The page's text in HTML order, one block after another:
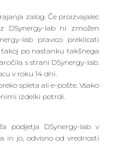
zalog. Če proizvajalec
DSynergy-lab ni zmožen
lab pravico preklicati
po nastanku takšnega
s strani DSynergy-lab.
v roku 14 dni.
spleta ali e-pošte. Vsako
izdelki potrdi.
podjetja DSynergy-lab v
in jo, odvisno od vrednosti